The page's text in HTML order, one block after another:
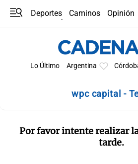
Deportes Caminos
Opinión
Lo Último Argentina
wpc capital -
Por favor intente realizar
tarde.